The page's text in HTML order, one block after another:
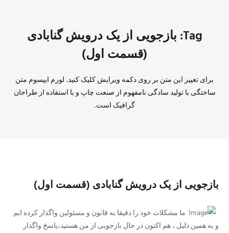
Tag: بازجویی از یک درویش گنابادی
(قسمت اول)
برای تغییر این متن بر روی دکمه ویرایش کلیک کنید. لورم ایپسوم متن
ساختگی با تولید سادگی نامفهوم از صنعت چاپ و با استفاده از طراحان
گرافیک است.
بازجویی از یک درویش گنابادی (قسمت اول)
ما مشکلات خود را دقیقا به قانون و مسئولین واگذار کرده ایم
و به همین دلیل ، هم اکنون در حال بازجویی از من هستید،پاسخ واگذار